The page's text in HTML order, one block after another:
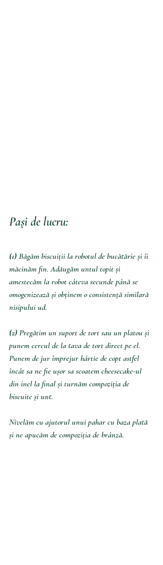
Pași de lucru:
(1) Băgăm biscuiții la robotul de bucătărie și îi
măcinăm fin. Adăugăm untul topit și
amestecăm la robot câteva secunde până se
omogenizează și obținem o consistență similară
nisipului ud.
(2) Pregătim un suport de tort sau un platou și
punem cercul de la tava de tort direct pe el.
Punem de jur împrejur hârtie de copt astfel
încât sa ne fie ușor sa scoatem cheesecake-ul
din inel la final și turnăm compoziția de
biscuite și unt.
Nivelăm cu ajutorul unui pahar cu baza plată
și ne apucăm de compoziția de brânză.